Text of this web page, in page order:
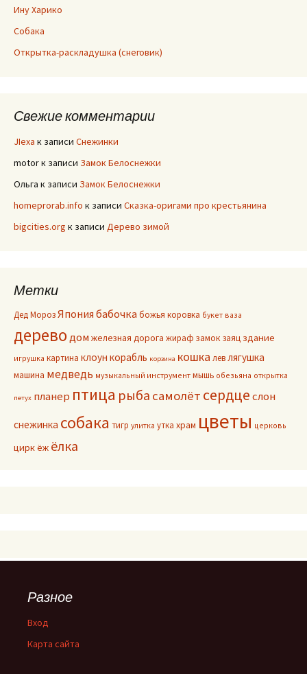
Ину Харико
Собака
Открытка-раскладушка (снеговик)
Свежие комментарии
JIexa к записи Снежинки
motorк записи Замок Белоснежки
Ольга к записи Замок Белоснежки
homeprorab.info к записи Сказка-оригами про крестьянина
bigcities.org к записи Дерево зимой
Метки
Дед МорозЯпония бабочкабожья коровка букет ваза
дереводомжелезная дорога жираф замокзаяц здание
игрушка картина клоун корабль корзина кошка левлягушка
машина медведь музыкальный инструмент мышь обезьяна открытка
петух планер птица рыба самолёт сердцеслон
снежинка собака тигр улитка утка храм цветы церковь
циркёж ёлка
Разное
Вход
Карта сайта